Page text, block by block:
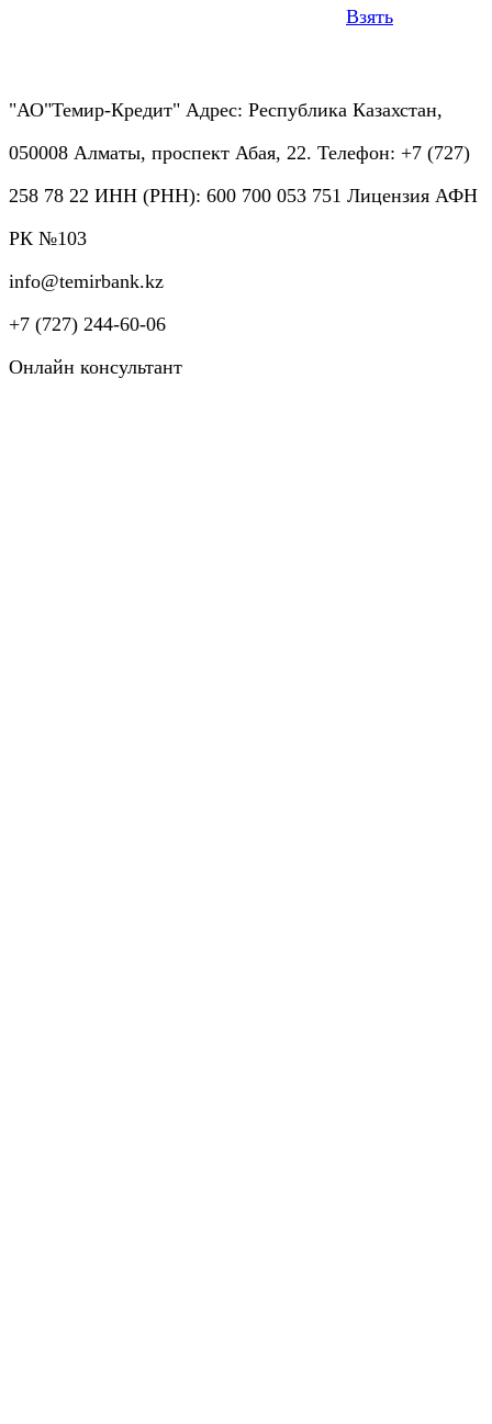
Взять
"АО"Темир-Кредит" Адрес: Республика Казахстан,
050008 Алматы, проспект Абая, 22. Телефон: +7 (727)
258 78 22 ИНН (РНН): 600 700 053 751 Лицензия АФН
РК №103
info@temirbank.kz
+7 (727) 244-60-06
Онлайн консультант